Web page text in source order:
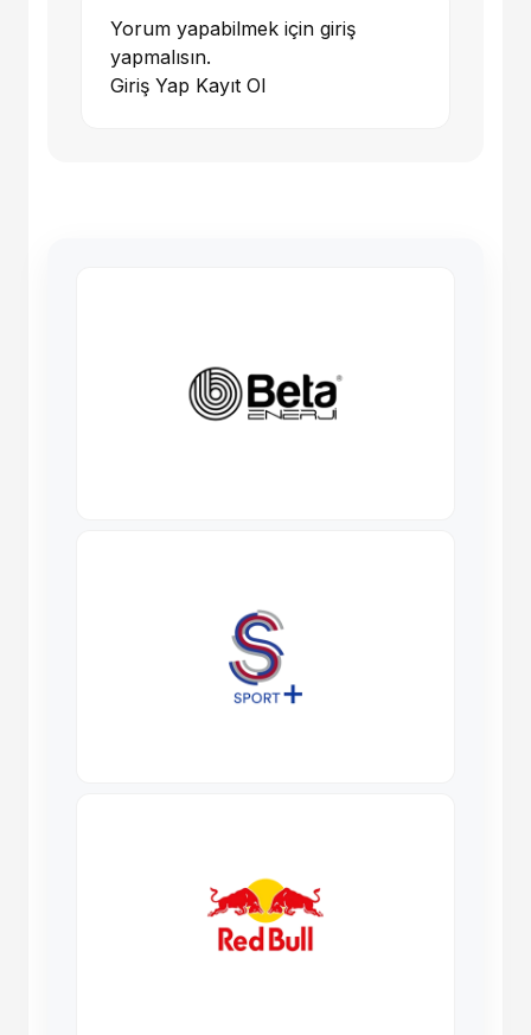
Yorum yapabilmek için giriş
yapmalısın.
Giriş Yap Kayıt Ol